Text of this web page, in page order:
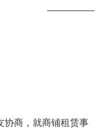
日 _________
协商，就商铺租赁事